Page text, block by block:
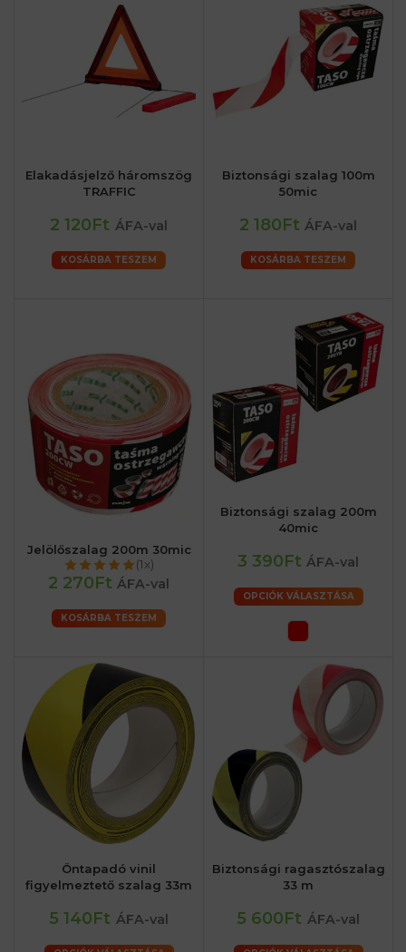
Elakadásjelző háromszög
TRAFFIC
2 120Ft ÁFA-val
KOSÁRBA TESZEM
Biztonsági szalag 100m
50mic
2 180Ft ÁFA-val
KOSÁRBA TESZEM
Jelölőszalag 200m 30mic
(1x)
2 270Ft ÁFA-val
KOSÁRBA TESZEM
Biztonsági szalag 200m
40mic
3 390Ft ÁFA-val
OPCIÓK VÁLASZTÁSA
Öntapadó vinil
figyelmeztető szalag 33m
5 140Ft ÁFA-val
Biztonsági ragasztószalag
33 m
5 600Ft ÁFA-val